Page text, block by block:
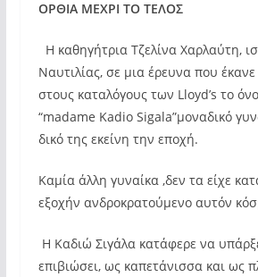
ΟΡΘΙΑ ΜΕΧΡΙ ΤΟ ΤΕΛΟΣ
Η καθηγήτρια Τζελίνα Χαρλαύτη,
Ναυτιλίας, σε μια έρευνα που έκανε
στους καταλόγους των Lloyd’s το
“madame Kadio Sigala”μοναδικό
δικό της εκείνη την εποχή.
Καμία άλλη γυναίκα ,δεν τα είχε
εξοχήν ανδροκρατούμενο αυτόν
Η Καδιώ Σιγάλα κατάφερε να
επιβιώσει, ως καπετάνισσα και ως